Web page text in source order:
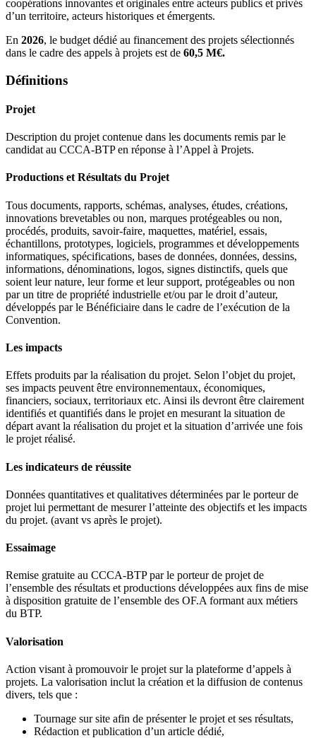
coopérations innovantes et originales entre acteurs publics et privés
d’un territoire, acteurs historiques et émergents.
En 2026, le budget dédié au financement des projets sélectionnés
dans le cadre des appels à projets est de 60,5 M€.
Définitions
Projet
Description du projet contenue dans les documents remis par le
candidat au CCCA-BTP en réponse à l’Appel à Projets.
Productions et Résultats du Projet
Tous documents, rapports, schémas, analyses, études, créations,
innovations brevetables ou non, marques protégeables ou non,
procédés, produits, savoir-faire, maquettes, matériel, essais,
échantillons, prototypes, logiciels, programmes et développements
informatiques, spécifications, bases de données, données, dessins,
informations, dénominations, logos, signes distinctifs, quels que
soient leur nature, leur forme et leur support, protégeables ou non
par un titre de propriété industrielle et/ou par le droit d’auteur,
développés par le Bénéficiaire dans le cadre de l’exécution de la
Convention.
Les impacts
Effets produits par la réalisation du projet. Selon l’objet du projet,
ses impacts peuvent être environnementaux, économiques,
financiers, sociaux, territoriaux etc. Ainsi ils devront être clairement
identifiés et quantifiés dans le projet en mesurant la situation de
départ avant la réalisation du projet et la situation d’arrivée une fois
le projet réalisé.
Les indicateurs de réussite
Données quantitatives et qualitatives déterminées par le porteur de
projet lui permettant de mesurer l’atteinte des objectifs et les impacts
du projet. (avant vs après le projet).
Essaimage
Remise gratuite au CCCA-BTP par le porteur de projet de
l’ensemble des résultats et productions développées aux fins de mise
à disposition gratuite de l’ensemble des OF.A formant aux métiers
du BTP.
Valorisation
Action visant à promouvoir le projet sur la plateforme d’appels à
projets. La valorisation inclut la création et la diffusion de contenus
divers, tels que :
Tournage sur site afin de présenter le projet et ses résultats,
Rédaction et publication d’un article dédié,